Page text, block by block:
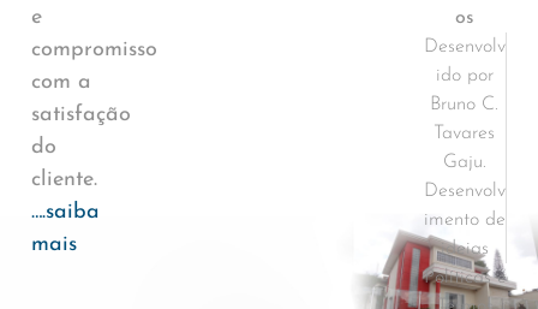
e
compromisso
com a
satisfação
do
cliente.
….saiba
mais
os
Desenvolv
ido por
Bruno C.
Tavares
Gaju.
Desenvolv
imento de
ideias
Políticas e